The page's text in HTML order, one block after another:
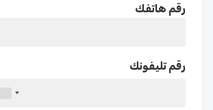
رقم هاتفك
رقم تليفونك